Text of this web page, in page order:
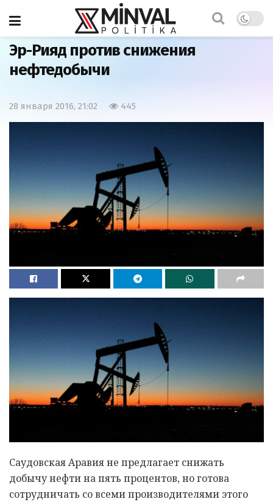
Главная Экономика
Эр-Рияд против снижения
нефтедобычи
28 января 2016, 21:02 445
Саудовская Аравия не предлагает снижать
добычу нефти на пять процентов, но готова
сотрудничать со всеми производителями этого